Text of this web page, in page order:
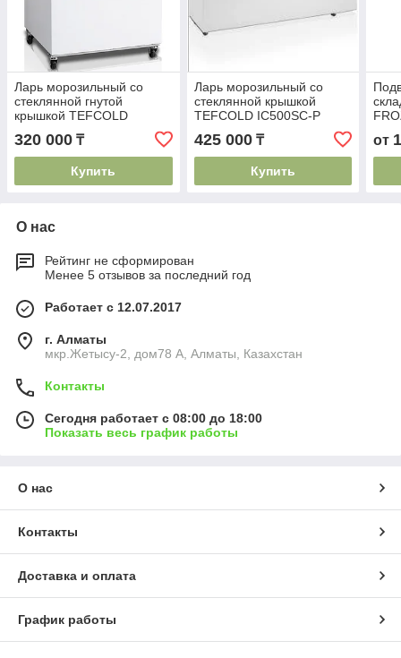
Ларь морозильный со
стеклянной гнутой
крышкой TEFCOLD
NIC200SCEB-I
320 000 ₸
Купить
Ларь морозильный со
стеклянной крышкой
TEFCOLD IC500SC-P
425 000₸
Купить
от
О нас
Рейтинг не сформирован
Менее 5 отзывов за последний год
Работает с 12.07.2017
г. Алматы
мкр.Жетысу-2, дом78 А, Алматы, Казахстан
Контакты
Сегодня работает с 08:00 до 18:00
Показать весь график работы
О нас
Контакты
Доставка и оплата
График работы